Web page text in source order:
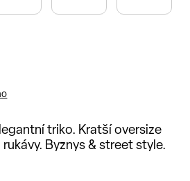
triko. Kratší oversize
Byznys & street style.